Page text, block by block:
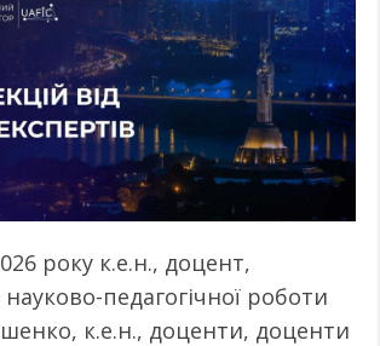
року к.е.н., доцент,
педагогічної роботи
к.е.н., доценти, доценти